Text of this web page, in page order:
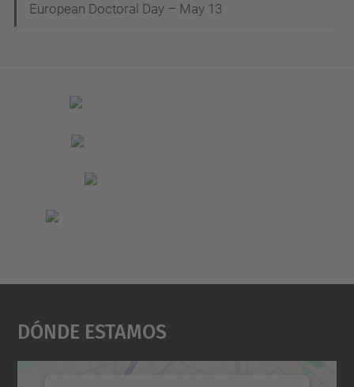
European Doctoral Day – May 13
Dónde Estamos